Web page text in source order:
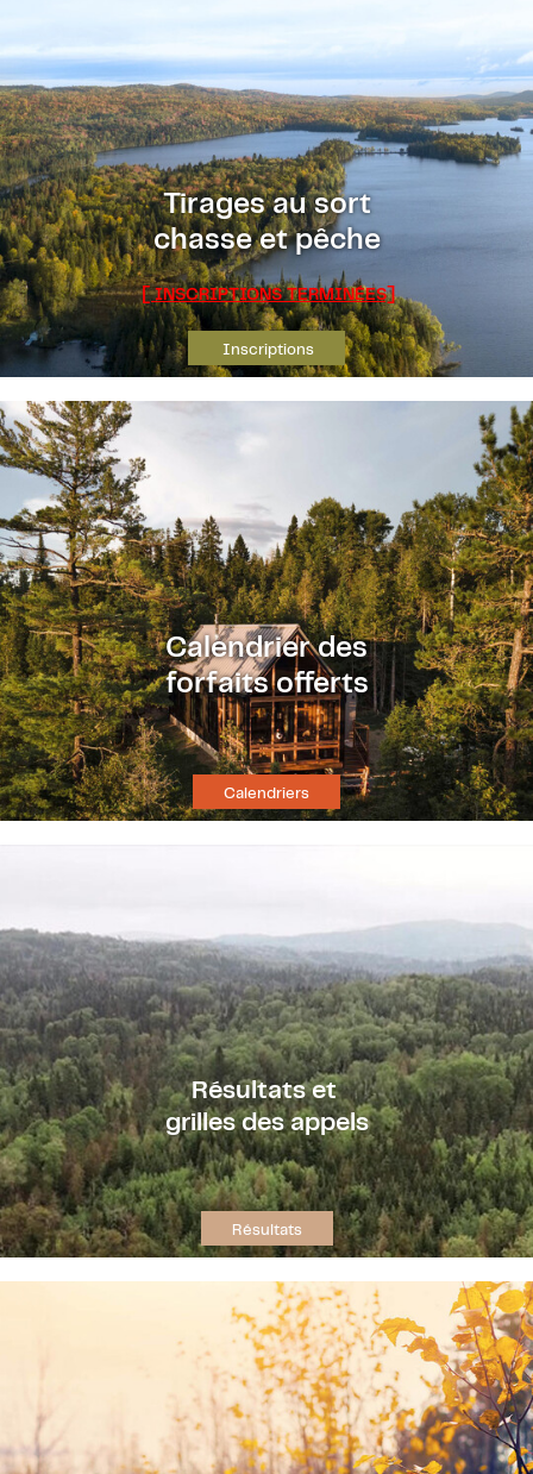
Tirages au sort
chasse et pêche
[INSCRIPTIONS TERMINÉES]
Inscriptions
Calendrier des
forfaits offerts
Calendriers
Résultats et
grilles des appels
Résultats